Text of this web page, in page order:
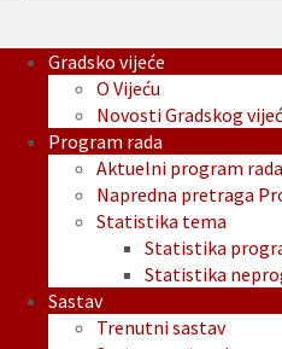
Gradsko vijeće
O Vijeću
Novosti Gradskog
Program rada
Aktuelni program rada
Napredna pretraga
Statistika tema
Statistika
Statistika
Sastav
Trenutni sastav